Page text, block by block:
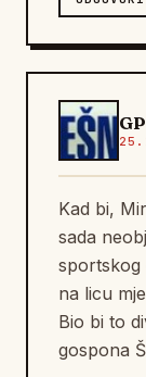
GP
Kad bi,
sada
sportskog
na licu
Bio bi to
gospona